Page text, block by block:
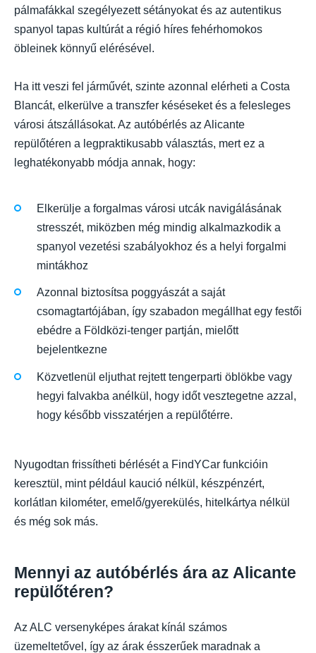
pálmafákkal szegélyezett sétányokat és az autentikus
spanyol tapas kultúrát a régió híres fehérhomokos
öbleinek könnyű elérésével.
Ha itt veszi fel járművét, szinte azonnal elérheti a Costa
Blancát, elkerülve a transzfer késéseket és a felesleges
városi átszállásokat. Az autóbérlés az Alicante
repülőtéren a legpraktikusabb választás, mert ez a
leghatékonyabb módja annak, hogy:
Elkerülje a forgalmas városi utcák navigálásának
stresszét, miközben még mindig alkalmazkodik a
spanyol vezetési szabályokhoz és a helyi forgalmi
mintákhoz
Azonnal biztosítsa poggyászát a saját
csomagtartójában, így szabadon megállhat egy festői
ebédre a Földközi-tenger partján, mielőtt
bejelentkezne
Közvetlenül eljuthat rejtett tengerparti öblökbe vagy
hegyi falvakba anélkül, hogy időt vesztegetne azzal,
hogy később visszatérjen a repülőtérre.
Nyugodtan frissítheti bérlését a FindYCar funkcióin
keresztül, mint például kaució nélkül, készpénzért,
korlátlan kilométer, emelő/gyerekülés, hitelkártya nélkül
és még sok más.
Mennyi az autóbérlés ára az Alicante
repülőtéren?
Az ALC versenyképes árakat kínál számos
üzemeltetővel, így az árak ésszerűek maradnak a